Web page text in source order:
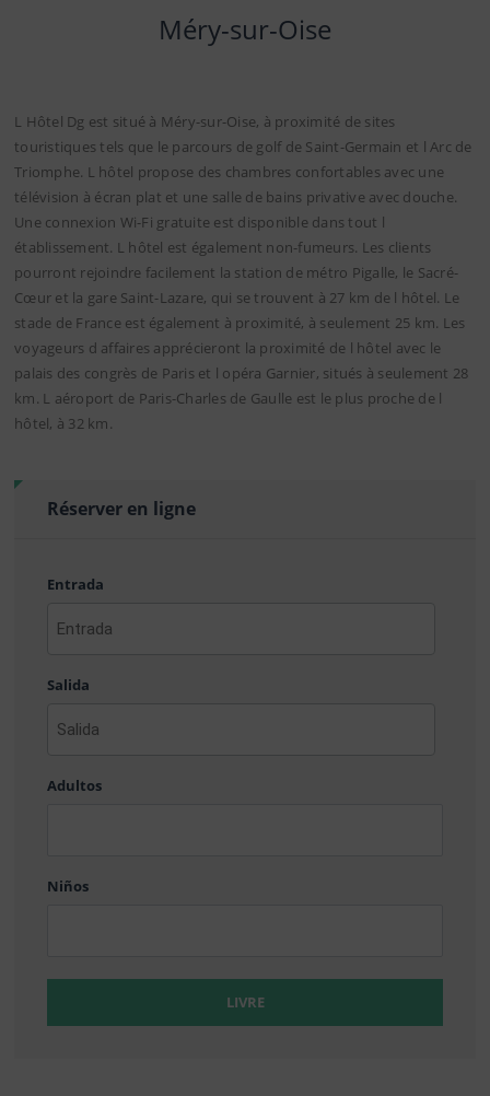
Méry-sur-Oise
L Hôtel Dg est situé à Méry-sur-Oise, à proximité de sites
touristiques tels que le parcours de golf de Saint-Germain et l Arc de
Triomphe. L hôtel propose des chambres confortables avec une
télévision à écran plat et une salle de bains privative avec douche.
Une connexion Wi-Fi gratuite est disponible dans tout l
établissement. L hôtel est également non-fumeurs. Les clients
pourront rejoindre facilement la station de métro Pigalle, le Sacré-
Cœur et la gare Saint-Lazare, qui se trouvent à 27 km de l hôtel. Le
stade de France est également à proximité, à seulement 25 km. Les
voyageurs d affaires apprécieront la proximité de l hôtel avec le
palais des congrès de Paris et l opéra Garnier, situés à seulement 28
km. L aéroport de Paris-Charles de Gaulle est le plus proche de l
hôtel, à 32 km.
Réserver en ligne
Entrada
AAAA
MM
DD
Salida
AAAA
MM
Adultos
Niños
LIVRE